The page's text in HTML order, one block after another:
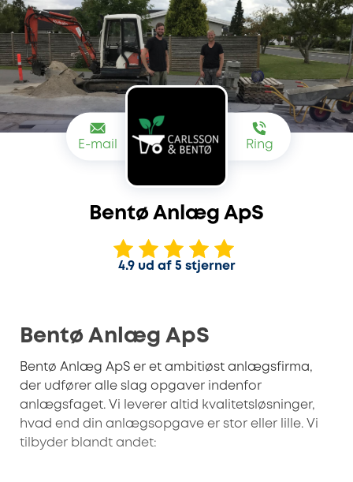
E-mail Ring
Bentø Anlæg ApS
4.9 ud af 5 stjerner
Bentø Anlæg ApS
Bentø Anlæg ApS er et ambitiøst anlægsfirma,
der udfører alle slag opgaver indenfor
anlægsfaget. Vi leverer altid kvalitetsløsninger,
hvad end din anlægsopgave er stor eller lille. Vi
tilbyder blandt andet: